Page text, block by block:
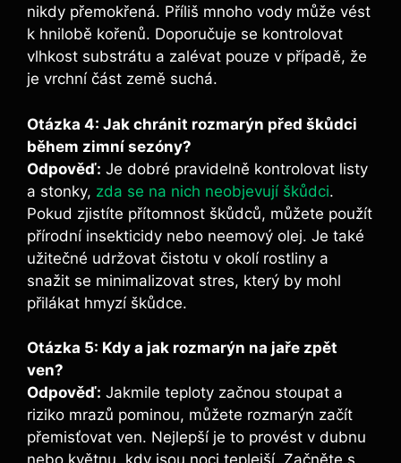
nikdy přemokřená. Příliš mnoho vody může vést
k hnilobě kořenů. Doporučuje se kontrolovat
vlhkost substrátu a zalévat pouze v případě, že
je vrchní část země suchá.
Otázka 4: Jak chránit rozmarýn před škůdci
během zimní sezóny?
Odpověď: Je dobré pravidelně kontrolovat listy
a stonky, zda se na nich neobjevují škůdci.
Pokud zjistíte přítomnost škůdců, můžete použít
přírodní insekticidy nebo neemový olej. Je také
užitečné udržovat čistotu v okolí rostliny a
snažit se minimalizovat stres, který by mohl
přilákat hmyzí škůdce.
Otázka 5: Kdy a jak rozmarýn na jaře zpět
ven?
Odpověď: Jakmile teploty začnou stoupat a
riziko mrazů pominou, můžete rozmarýn začít
přemisťovat ven. Nejlepší je to provést v dubnu